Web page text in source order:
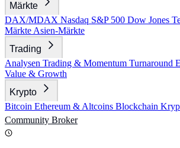
Märkte
DAX/MDAX Nasdaq S&P 500 Dow Jones
Märkte Asien-Märkte
Trading
Analysen Trading & Momentum Turnaround
Value & Growth
Krypto
Bitcoin Ethereum & Altcoins Blockchain
Community Broker